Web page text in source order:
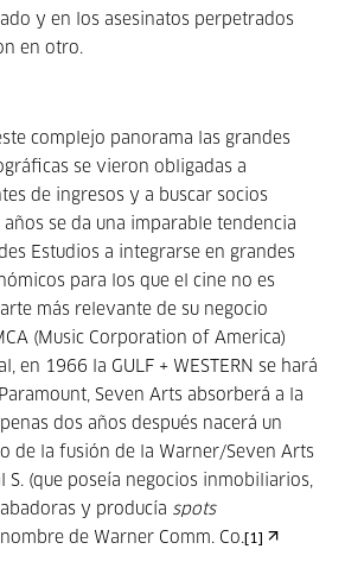
y en los asesinatos perpetrados
en otro.
complejo panorama las grandes
se vieron obligadas a
de ingresos y a buscar socios
se da una imparable tendencia
Estudios a integrarse en grandes
para los que el cine no es
más relevante de su negocio
(Music Corporation of America)
en 1966 la GULF + WESTERN se hará
Seven Arts absorberá a la
dos años después nacerá un
de la fusión de la Warner/Seven Arts
(que poseía negocios inmobiliarios,
y producía spots
de Warner Comm. Co. [1]